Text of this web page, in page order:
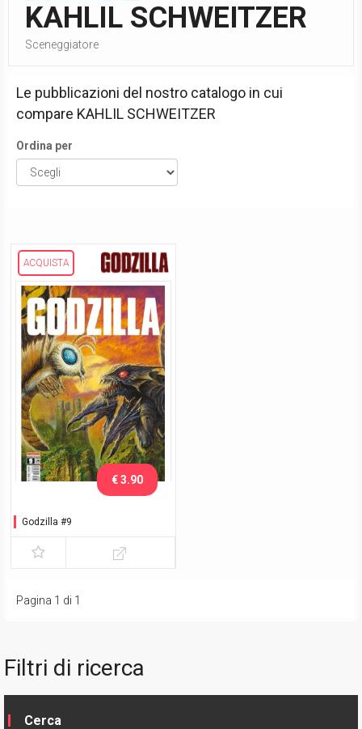
KAHLIL SCHWEITZER
Sceneggiatore
Le pubblicazioni del nostro catalogo in cui
compare KAHLIL SCHWEITZER
Ordina per
ACQUISTA
Godzilla #9
€ 3.90
Pagina 1 di 1
Filtri di ricerca
Cerca